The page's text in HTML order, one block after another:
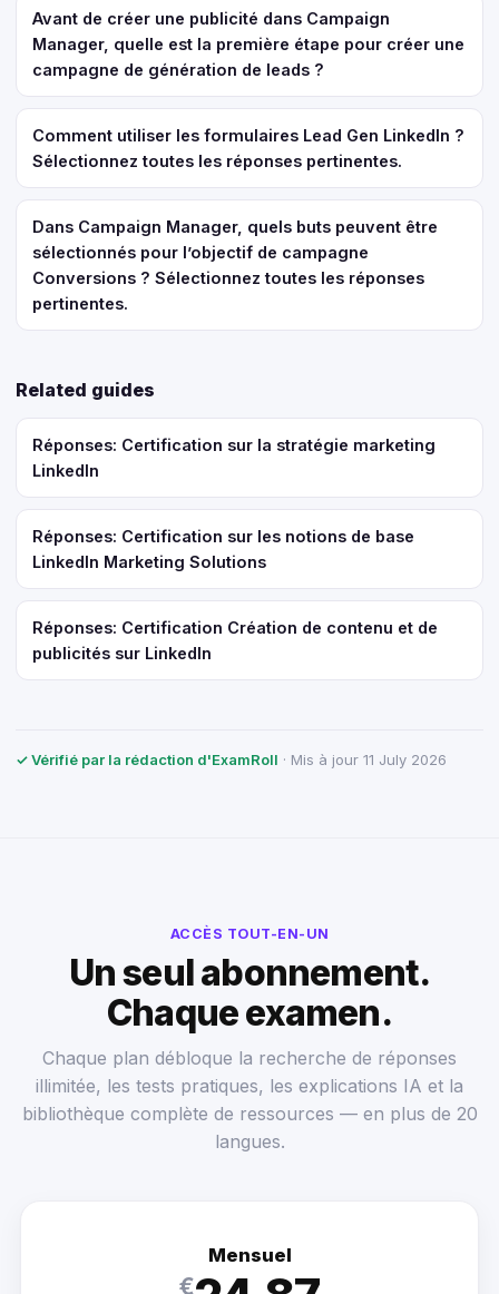
Avant de créer une publicité dans Campaign
Manager, quelle est la première étape pour créer une
campagne de génération de leads ?
Comment utiliser les formulaires Lead Gen LinkedIn ?
Sélectionnez toutes les réponses pertinentes.
Dans Campaign Manager, quels buts peuvent être
sélectionnés pour l’objectif de campagne
Conversions ? Sélectionnez toutes les réponses
pertinentes.
Related guides
Réponses: Certification sur la stratégie marketing
LinkedIn
Réponses: Certification sur les notions de base
LinkedIn Marketing Solutions
Réponses: Certification Création de contenu et de
publicités sur LinkedIn
✓ Vérifié par la rédaction d'ExamRoll · Mis à jour 11 July 2026
ACCÈS TOUT-EN-UN
Un seul abonnement.
Chaque examen.
Chaque plan débloque la recherche de réponses
illimitée, les tests pratiques, les explications IA et la
bibliothèque complète de ressources — en plus de 20
langues.
Mensuel
€